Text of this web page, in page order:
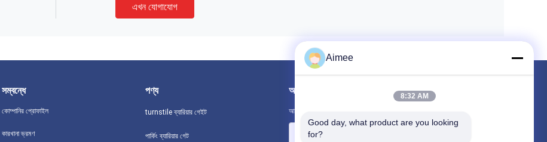
এখন যোগাযোগ
সম্বন্ধে
কোম্পানির প্রোফাইল
কারখানা ভ্রমণ
পণ্য
turnstile ব্যারিয়ার গেইট
পার্কিং ব্যারিয়ার গেট
আমাদের মেইল ​​করুন
আপনার প্রয়োজনীয়তা আমাদের জানান। আমরা আপনার সাথে সেরা পণ্য সংযোগ করব।
Aimee
8:32 AM
Good day, what product are you looking
for?